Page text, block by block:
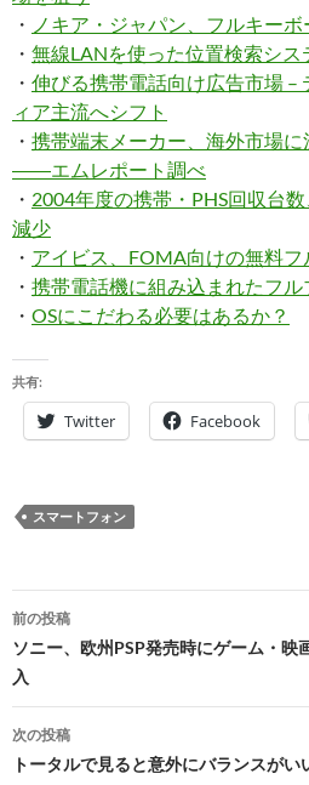
・ ノキア・ジャパン、フルキー
・ 無線LANを使った位置検索シ
・ 伸びる携帯電話向け広告市場 –
ィア主流へシフト
・ 携帯端末メーカー、海外市場に
――エムレポート調べ
・ 2004年度の携帯・PHS回収台
減少
・ アイビス、FOMA向けの無料
・ 携帯電話機に組み込まれたフル
・ OSにこだわる必要はあるか？
共有:
Twitter Facebook
スマートフォン
投
稿
ナ
ビ
前の投稿
ソニー、欧州PSP発売時にゲーム・映
入
次の投稿
トータルで見ると意外にバランスが